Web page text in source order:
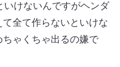
いけないんですがヘンダ
全て作らないといけな
ゃくちゃ出るの嫌で